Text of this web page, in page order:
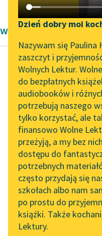
Katalog DAISY
Podkasty o książkach
Aktualności
Zapraszamy na spotkanie
online z tłumaczkami
literatury skandynawskiej
Spotkanie z Katarzyną
Tunkiel w Oslo
Wolne Lektury na 32.
Pol’and’Rock Festivalu
„Kochanek Lady
Chatterley” do słuchania
na Wolnych Lekturach
Nowy audiobook –
„Marzenie o Oriencie”
Dzień dobry moi
Nazywam się
zaszczyt i
Wolnych Lektur.
do bezpłatnych
audiobooków i
potrzebują naszego
tylko korzystać, ale
finansowo Wolne
przeżyją, a my bez
dostępu do
potrzebnych
często przydają się
szkołach albo nam
po prostu do
książki. Także
Lektury.
wiersze Aleksandra